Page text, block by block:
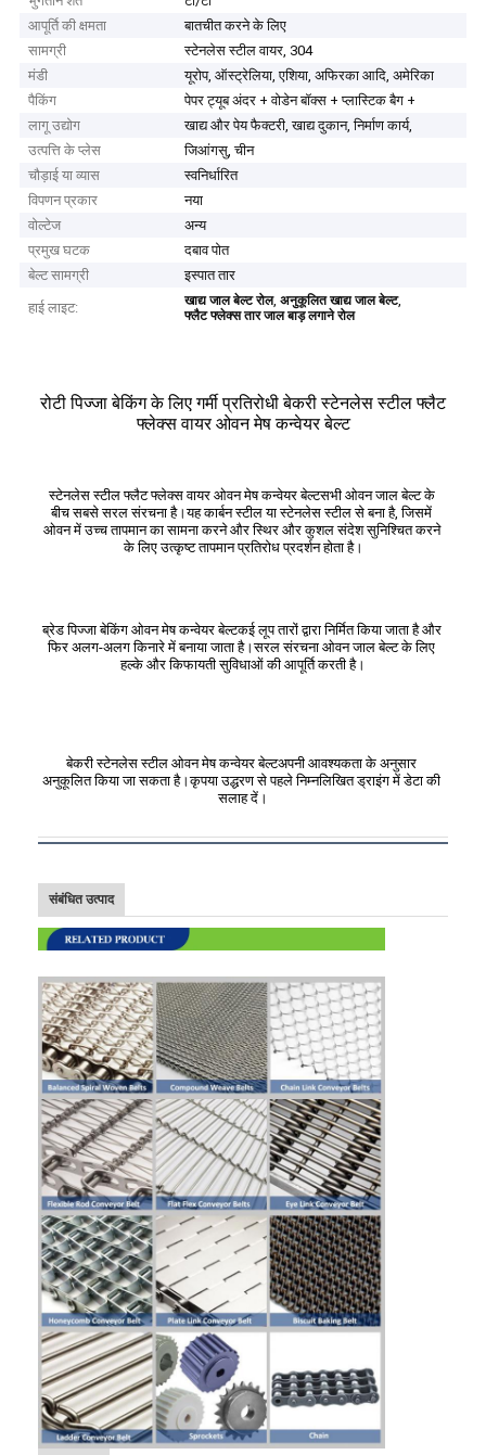
होम
आपूर्ति की क्षमता
बातचीत करने के लिए
सामग्री
स्टेनलेस स्टील वायर, 304
मंडी
यूरोप, ऑस्ट्रेलिया, एशिया, अफिरका आदि, अमेरिका
पैकिंग
पेपर ट्यूब अंदर + वोडेन बॉक्स + प्लास्टिक बैग +
लागू उद्योग
खाद्य और पेय फैक्टरी, खाद्य दुकान, निर्माण कार्य,
उत्पत्ति के प्लेस
जिआंगसु, चीन
चौड़ाई या व्यास
स्वनिर्धारित
विपणन प्रकार
नया
वोल्टेज
अन्य
प्रमुख घटक
दबाव पोत
बेल्ट सामग्री
इस्पात तार
हाई लाइट:
खाद्य जाल बेल्ट रोल,अनुकूलित खाद्य जाल बेल्ट,
फ्लैट फ्लेक्स तार जाल बाड़ लगाने रोल
रोटी पिज्जा बेकिंग के लिए गर्मी प्रतिरोधी बेकरी स्टेनलेस स्टील फ्लैट
फ्लेक्स वायर ओवन मेष कन्वेयर बेल्ट
स्टेनलेस स्टील फ्लैट फ्लेक्स वायर ओवन मेष कन्वेयर बेल्टसभी ओवन जाल बेल्ट के
बीच सबसे सरल संरचना है।यह कार्बन स्टील या स्टेनलेस स्टील से बना है, जिसमें
ओवन में उच्च तापमान का सामना करने और स्थिर और कुशल संदेश सुनिश्चित करने
के लिए उत्कृष्ट तापमान प्रतिरोध प्रदर्शन होता है।
ब्रेड पिज्जा बेकिंग ओवन मेष कन्वेयर बेल्टकई लूप तारों द्वारा निर्मित किया जाता है और
फिर अलग-अलग किनारे में बनाया जाता है।सरल संरचना ओवन जाल बेल्ट के लिए
हल्के और किफायती सुविधाओं की आपूर्ति करती है।
बेकरी स्टेनलेस स्टील ओवन मेष कन्वेयर बेल्टअपनी आवश्यकता के अनुसार
अनुकूलित किया जा सकता है।कृपया उद्धरण से पहले निम्नलिखित ड्राइंग में डेटा की
सलाह दें।
संबंधित उत्पाद